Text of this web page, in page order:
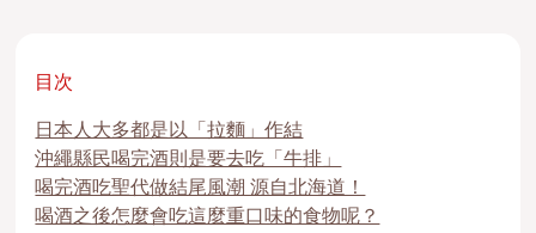
目次
日本人大多都是以「拉麵」作結
沖繩縣民喝完酒則是要去吃「牛排」
喝完酒吃聖代做結尾風潮 源自北海道！
喝酒之後怎麼會吃這麼重口味的食物呢？